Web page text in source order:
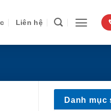
Liên hệ
Danh mục